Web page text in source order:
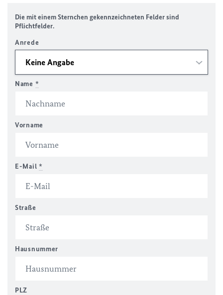
Die mit einem Sternchen gekennzeichneten Felder sind
Pflichtfelder.
Anrede
Name *
Vorname
E-Mail *
Straße
Hausnummer
PLZ